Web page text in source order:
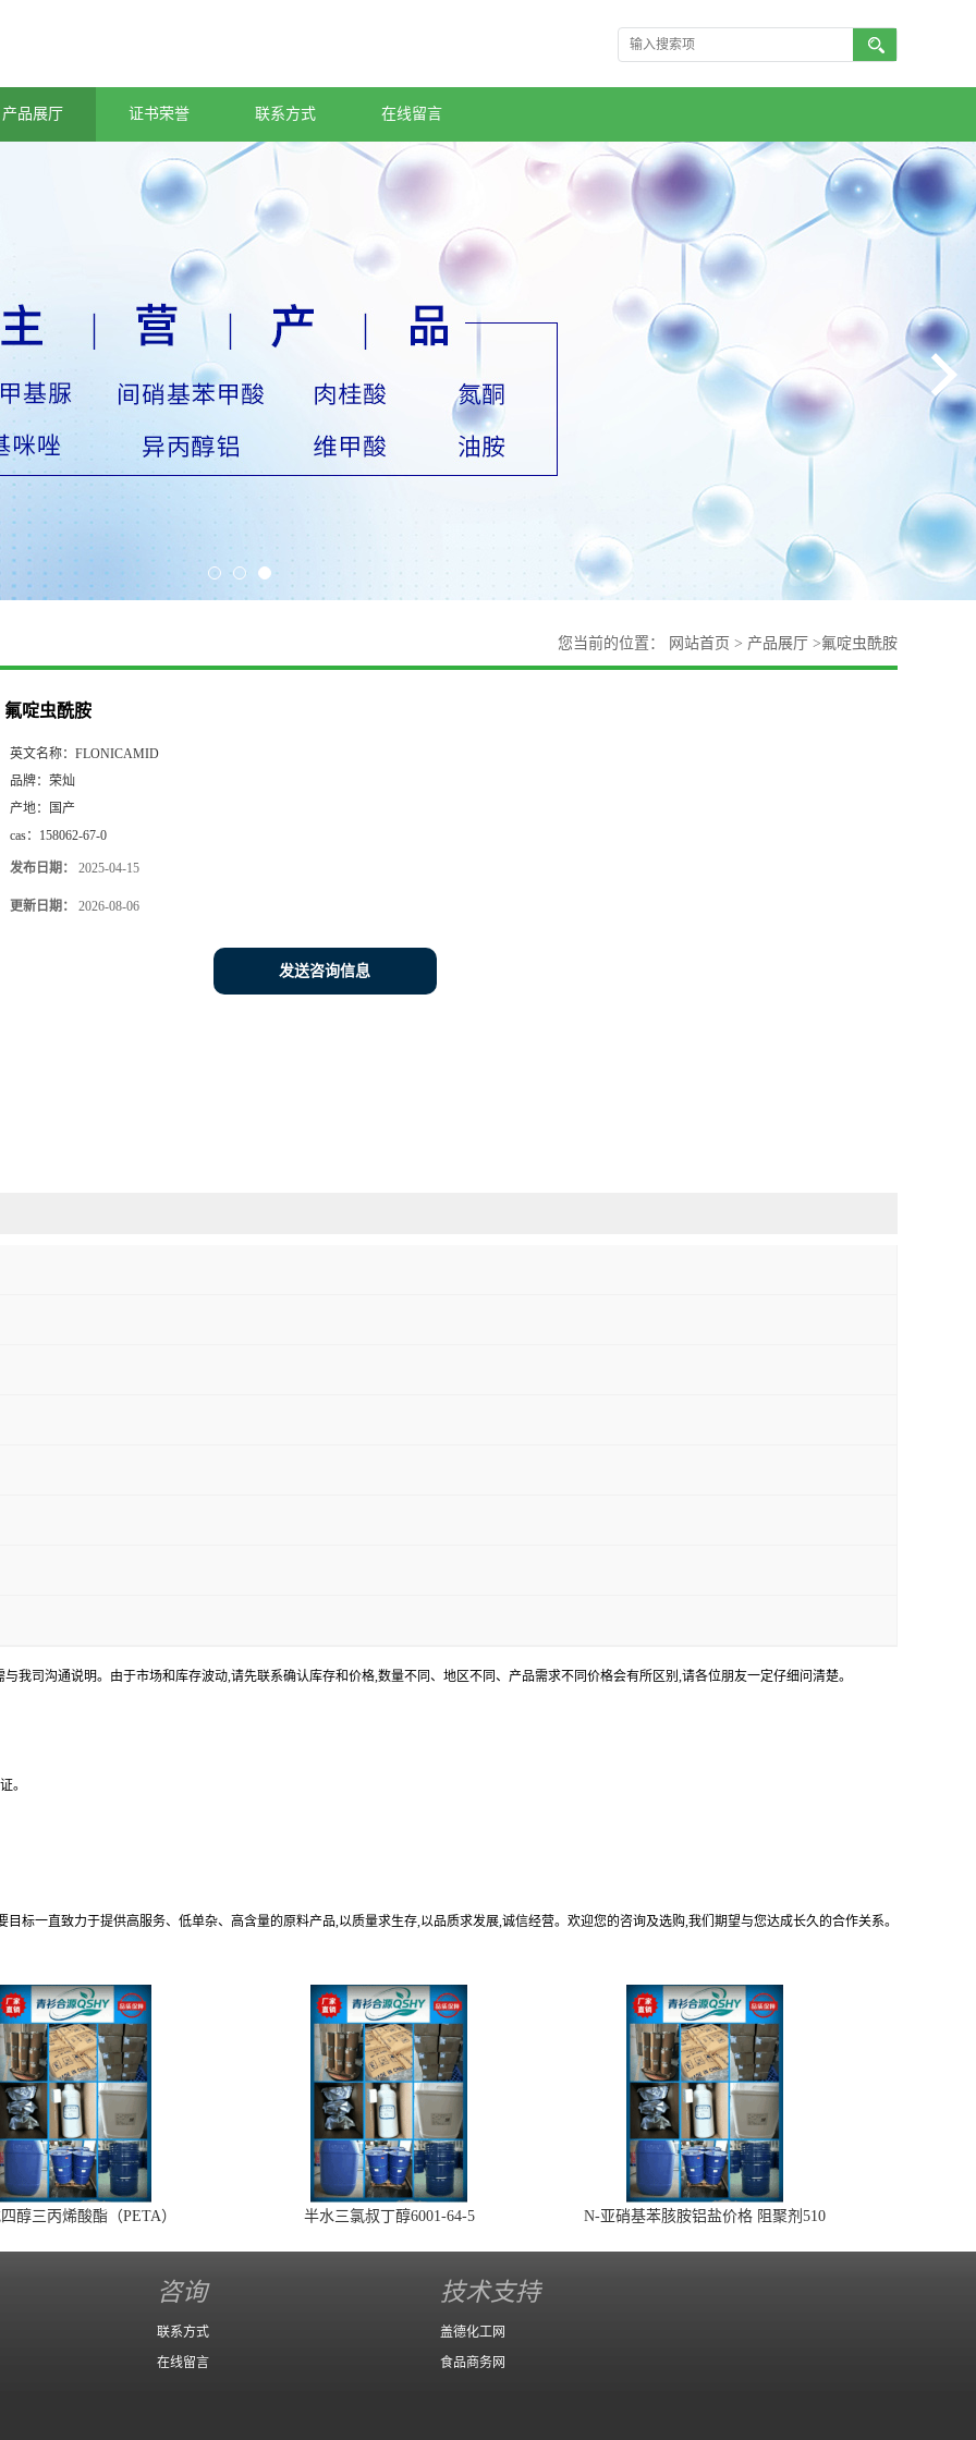
产品展厅 证书荣誉 联系方式 在线留言
您当前的位置： 网站首页 > 产品展厅 >氟啶虫酰胺
氟啶虫酰胺
英文名称： FLONICAMID
品牌： 荣灿
产地：
国产
cas： 158062-67-0
发布日期： 2025-04-15
更新日期： 2026-08-06
发送咨询信息
我司沟通说明。由于市场和库存波动,请先联系确认库存和价格,数量不同、地区不同、产品需求不同价格会有所区别,请各位朋友一定仔细问清楚。
。
标一直致力于提供高服务、低单杂、高含量的原料产品,以质量求生存,以品质求发展,诚信经营。欢迎您的咨询及选购,我们期望与您达成长久的合作关系。
醇三丙烯酸酯（PETA） 半水三氯叔丁醇6001-64-5 N-亚硝基苯胲胺铝盐价格 阻聚剂510
咨询
联系方式
在线留言
技术支持
盖德化工网
食品商务网